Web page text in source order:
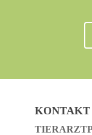
KONTAKT